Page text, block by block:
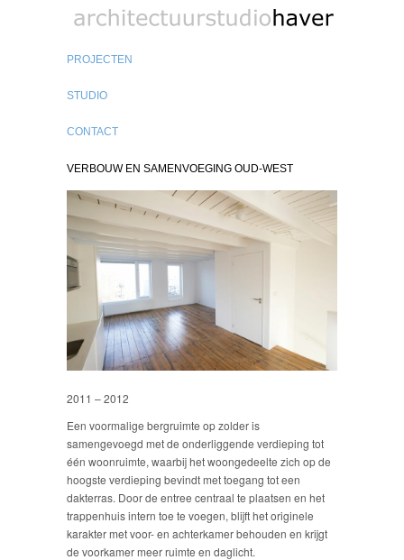
PROJECTEN
STUDIO
CONTACT
VERBOUW EN SAMENVOEGING OUD-WEST
2011 – 2012
Een voormalige bergruimte op zolder is
samengevoegd met de onderliggende verdieping tot
één woonruimte, waarbij het woongedeelte zich op de
hoogste verdieping bevindt met toegang tot een
dakterras. Door de entree centraal te plaatsen en het
trappenhuis intern toe te voegen, blijft het originele
karakter met voor- en achterkamer behouden en krijgt
de voorkamer meer ruimte en daglicht.